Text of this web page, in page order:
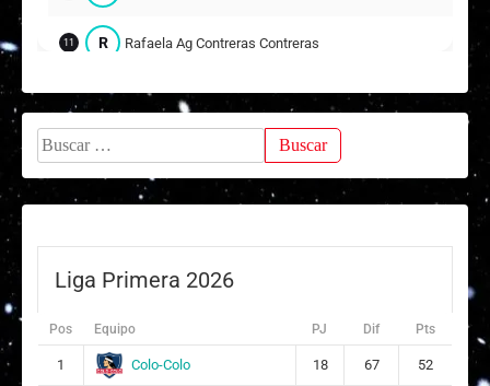
11 R Rafaela Ag Contreras Contreras
5 Sofía Antonia Cortés Huenulao
T Trinidad Aracely Torres Yusta
ARQUERA
Buscar:
Liga Primera 2026
Pos Equipo PJ Dif Pts
1 Colo-Colo 18 67 52